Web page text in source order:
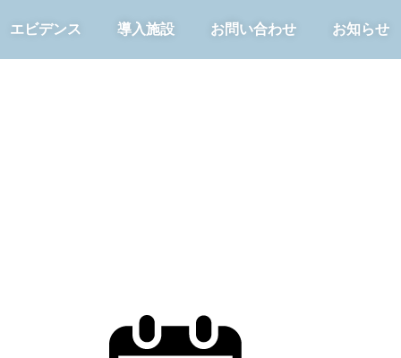
エビデンス 導入施設 お問い合わせ お知らせ